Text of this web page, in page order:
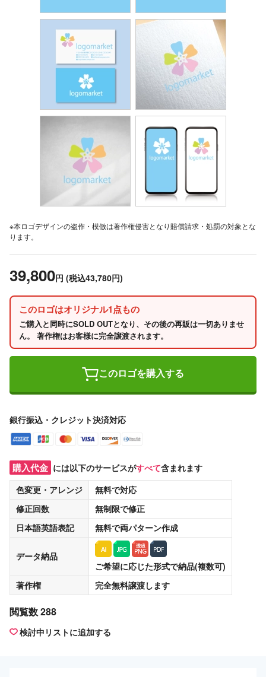
※本ロゴデザインの盗作・模倣は著作権侵害となり賠償請求・処罰の対象とな
ります。
39,800円 (税込43,780円)
このロゴはオリジナル1点もの
ご購入と同時にSOLD OUTとなり、その後の再販は一切ありませ
ん。 著作権はお客様に完全譲渡されます。
このロゴを購入する
銀行振込・クレジット決済対応
購入代金 には以下のサービスがすべて含まれます
色変更・アレンジ
無料で対応
修正回数
無制限で修正
日本語英語表記
無料で両パターン作成
データ納品
ご希望に応じた形式で納品(複数可)
著作権
完全無料譲渡します
閲覧数 288
検討中リストに追加する